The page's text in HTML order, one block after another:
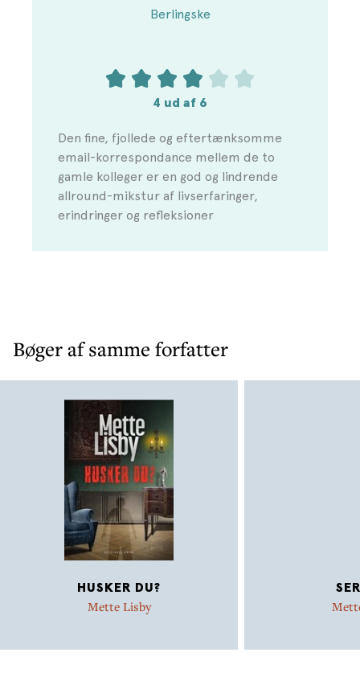
Berlingske
4 ud af 6
Den fine, fjollede og eftertænksomme
email-korrespondance mellem de to
gamle kolleger er en god og lindrende
allround-mikstur af livserfaringer,
erindringer og refleksioner
Bøger af samme forfatter
HUSKER DU?
Mette Lisby